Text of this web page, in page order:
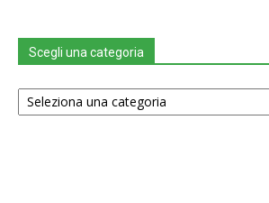
Scegli una categoria
Scegli
una